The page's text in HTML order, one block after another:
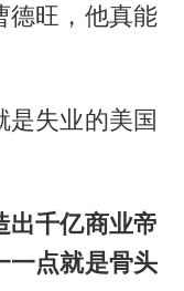
德旺，他真能
是失业的美国
出千亿商业帝
一点就是骨头